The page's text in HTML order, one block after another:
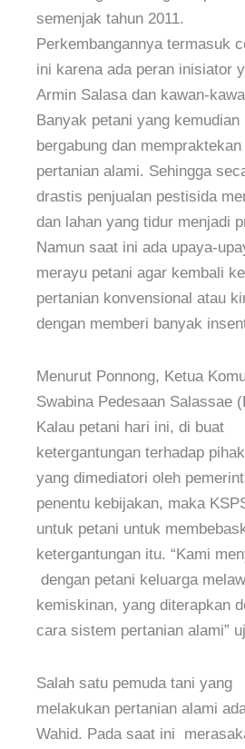
semenjak tahun 2011.
Perkembangannya termasuk
ini karena ada peran inisiator
Armin Salasa dan kawan-
Banyak petani yang kemudian
bergabung dan mempraktekan
pertanian alami. Sehingga
drastis penjualan pestisida
dan lahan yang tidur menjadi
Namun saat ini ada upaya-
merayu petani agar kembali ke
pertanian konvensional atau
dengan memberi banyak
Menurut Ponnong, Ketua
Swabina Pedesaan Salassae
Kalau petani hari ini, di buat
ketergantungan terhadap
yang dimediatori oleh
penentu kebijakan, maka
untuk petani untuk
ketergantungan itu. “Kami
dengan petani keluarga
kemiskinan, yang diterapkan
cara sistem pertanian alami”
Salah satu pemuda tani yang
melakukan pertanian alami
Wahid. Pada saat ini